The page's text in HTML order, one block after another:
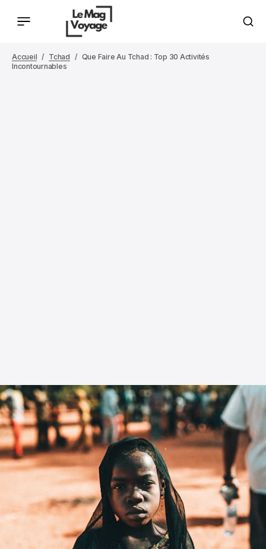
Accueil Tchad
Que Faire Au Tchad : Top 30 Activités
Incontournables